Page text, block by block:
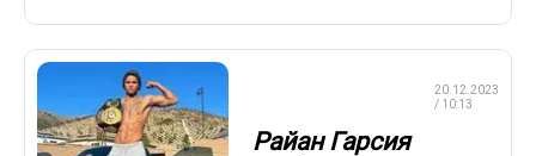
20.12.2023
/ 10:13
Райан Гарсия